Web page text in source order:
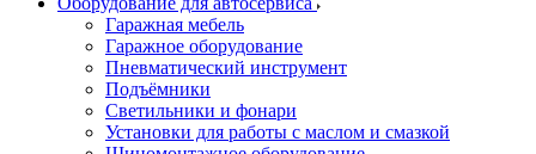
Гаражная мебель
Гаражное оборудование
Пневматический инструмент
Подъёмники
Светильники и фонари
Установки для работы с маслом и смазкой